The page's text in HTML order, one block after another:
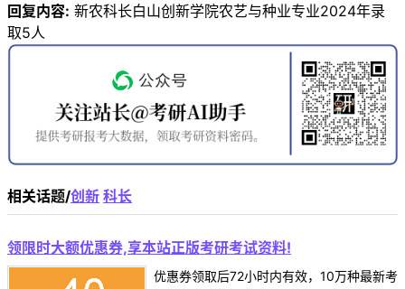
回复内容: 新农科长白山创新学院农艺与种业专业2024年录
取5人
相关话题/创新 科长
领限时大额优惠券,享本站正版考研考试资料!
优惠券领取后72小时内有效，10万种最新考